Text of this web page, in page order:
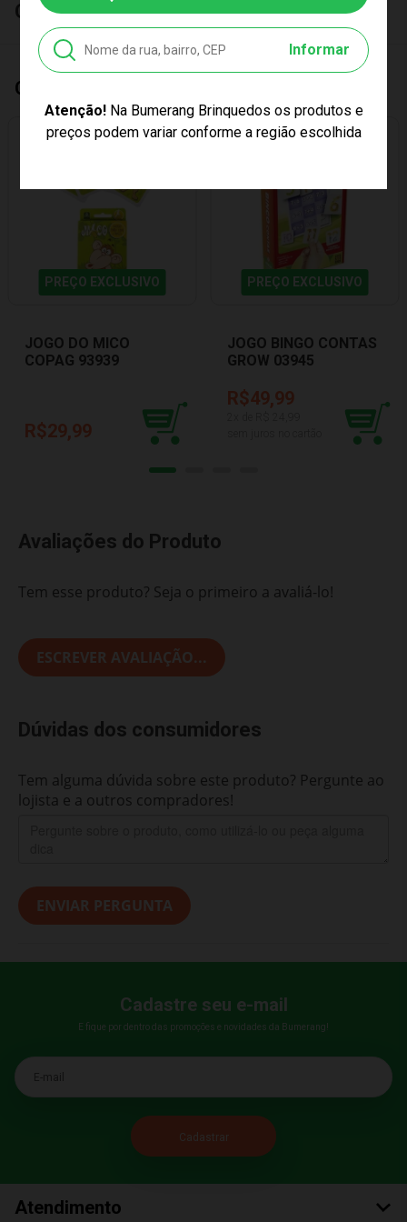
Informar
Atenção!Na Bumerang Brinquedos os produtos e
preços podem variar conforme a região escolhida
Características
Quem Comprou, Também Levou
PREÇO EXCLUSIVO
JOGO DO MICO
COPAG 93939
R$29,99
PREÇO EXCLUSIVO
JOGO BINGO CONTAS
GROW 03945
R$49,99
Avaliações do Produto
Tem esse produto? Seja o primeiro a avaliá-lo!
ESCREVER AVALIAÇÃO...
Dúvidas dos consumidores
Tem alguma dúvida sobre este produto? Pergunte ao
lojista e a outros compradores!
ENVIAR PERGUNTA
Cadastre seu e-mail
E fique por dentro das promoções e novidades da Bumerang!
E-mail
Atendimento